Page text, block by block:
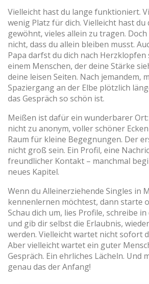
Vielleicht hast du lange funktioniert.
wenig Platz für dich. Vielleicht hast du
gewöhnt, vieles allein zu tragen.
nicht, dass du allein bleiben musst.
Papa darfst du dich nach Herzklopfen
einem Menschen, der deine Stärke
deine leisen Seiten. Nach jemandem,
Spaziergang an der Elbe plötzlich
das Gespräch so schön ist.
Meißen ist dafür ein wunderbarer
nicht zu anonym, voller schöner
Raum für kleine Begegnungen. Der
nicht groß sein. Ein Profil, eine
freundlicher Kontakt – manchmal
neues Kapitel.
Wenn du Alleinerziehende Singles in
kennenlernen möchtest, dann starte
Schau dich um, lies Profile, schreibe
und gib dir selbst die Erlaubnis,
werden. Vielleicht wartet nicht sofort
Aber vielleicht wartet ein guter
Gespräch. Ein ehrliches Lächeln. Und
genau das der Anfang!